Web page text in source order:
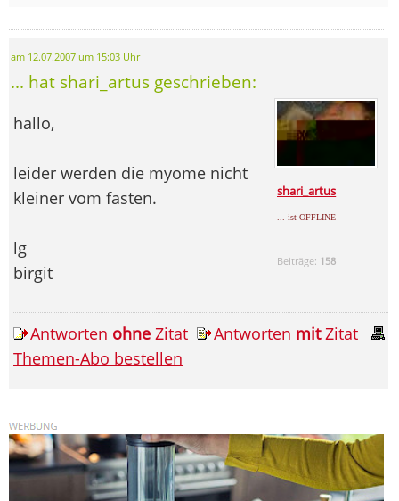
am 12.07.2007 um 15:03 Uhr
... hat shari_artus geschrieben:
shari_artus
... ist OFFLINE
Beiträge: 158
hallo,
leider werden die myome nicht
kleiner vom fasten.
lg
birgit
Antworten ohne Zitat Antworten mitZitat
Themen-Abo bestellen